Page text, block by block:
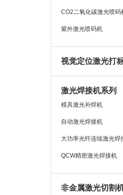
CO2二氧化碳激光喷码
紫外激光喷码机
视觉定位激光打
激光焊接机系列
模具激光补焊机
自动激光焊接机
大功率光纤连续激光焊
QCW精密激光焊接机
非金属激光切割